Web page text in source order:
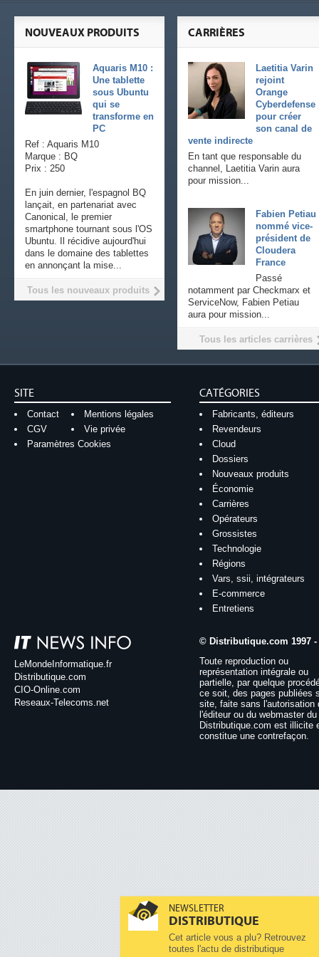
NEWSLETTER
DISTRIBUTIQUE
Cet article vous a plu? Retrouvez
toutes l'actu de distributique
CARRIÈRES
Laetitia Varin
rejoint
Orange
Cyberdefense
pour créer
son canal de
vente indirecte
En tant que responsable du
channel, Laetitia Varin aura
pour mission...
Fabien Petiau
nommé vice-
président de
Cloudera
France
Passé
notamment par Checkmarx et
ServiceNow, Fabien Petiau
aura pour mission...
Tous les articles carrières
NOUVEAUX PRODUITS
Aquaris M10 :
Une tablette
sous Ubuntu
qui se
transforme en
PC
Ref : Aquaris M10
Marque : BQ
Prix : 250
En juin dernier, l'espagnol BQ
lançait, en partenariat avec
Canonical, le premier
smartphone tournant sous l'OS
Ubuntu. Il récidive aujourd'hui
dans le domaine des tablettes
en annonçant la mise...
Tous les nouveaux produits
SITE
Contact
Mentions légales
CGV
Vie privée
Paramètres Cookies
CATÉGORIES
Fabricants, éditeurs
Revendeurs
Cloud
Dossiers
Nouveaux produits
Économie
Carrières
Opérateurs
Grossistes
Technologie
Régions
Vars, ssii, intégrateurs
E-commerce
Entretiens
LeMondeInformatique.fr
Distributique.com
CIO-Online.com
Reseaux-Telecoms.net
© Distributique.com 1997 -
Toute reproduction ou
représentation intégrale ou
partielle, par quelque
ce soit, des pages publiées
site, faite sans l'autorisation
l'éditeur ou du webmaster
Distributique.com est illicite
constitue une contrefaçon.